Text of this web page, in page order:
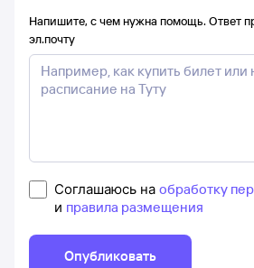
Напишите, с чем нужна помощь. Ответ
эл.почту
Соглашаюсь на обработку
и правила размещения
Опубликовать